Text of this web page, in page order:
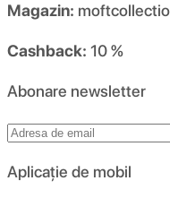
Magazin:
Cashback: 10 %
Abonare newsletter
Aplicație de mobil